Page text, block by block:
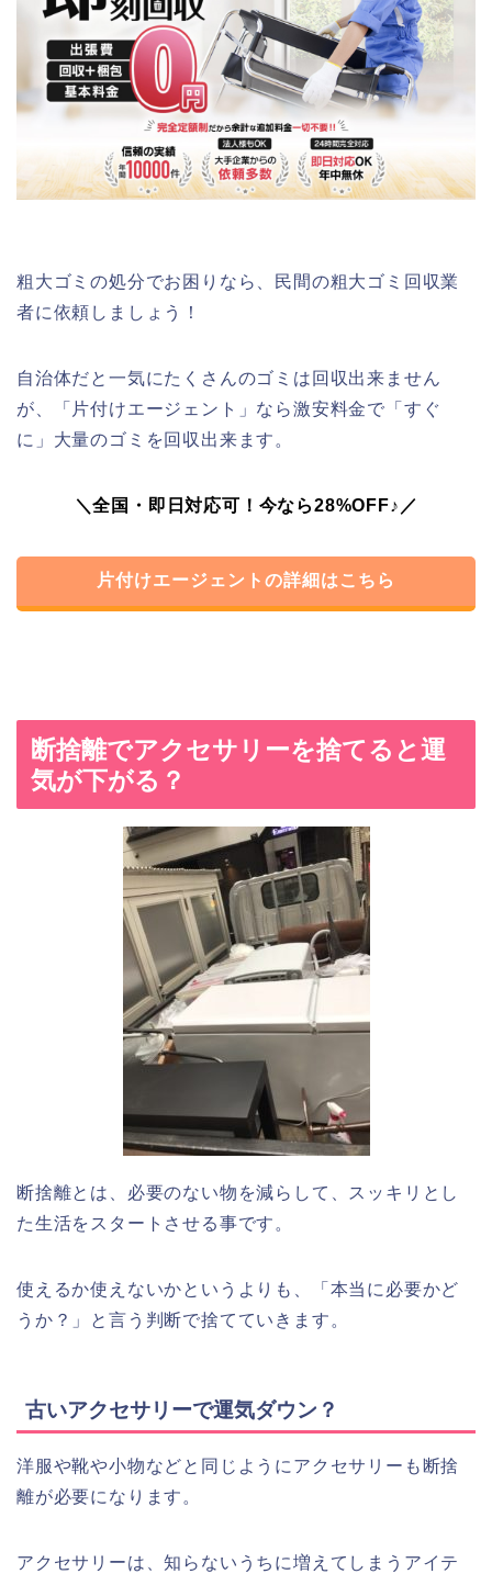
粗大ゴミの処分でお困りなら、民間の粗大ゴミ回収業
者に依頼しましょう！
自治体だと一気にたくさんのゴミは回収出来ません
が、「片付けエージェント」なら激安料金で「すぐ
に」大量のゴミを回収出来ます。
＼全国・即日対応可！今なら28%OFF♪／
片付けエージェントの詳細はこちら
断捨離でアクセサリーを捨てると運
気が下がる？
断捨離とは、必要のない物を減らして、スッキリとし
た生活をスタートさせる事です。
使えるか使えないかというよりも、「本当に必要かど
うか？」と言う判断で捨てていきます。
古いアクセサリーで運気ダウン？
洋服や靴や小物などと同じようにアクセサリーも断捨
離が必要になります。
アクセサリーは、知らないうちに増えてしまうアイテ